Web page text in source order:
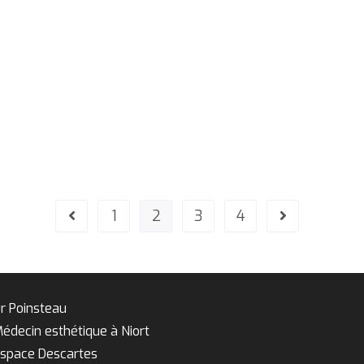
1 2 3 4
Poinsteau
esthétique à Niort
Descartes